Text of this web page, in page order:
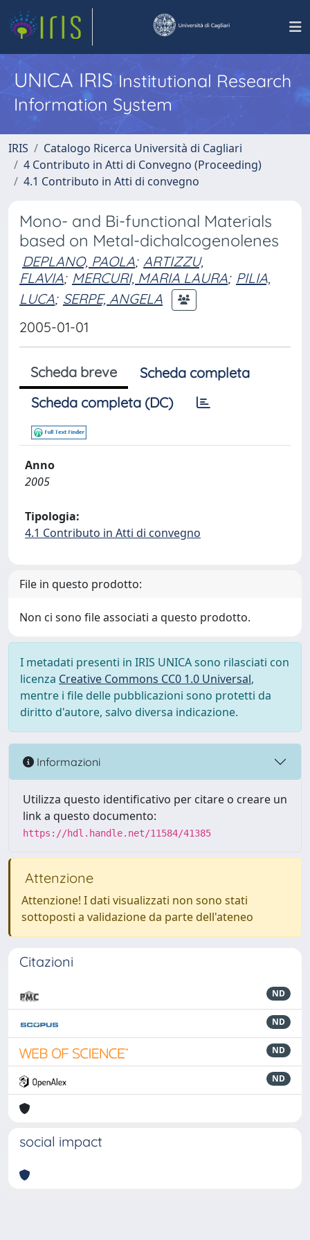
UNICA IRISInstitutional Research
Information System
IRIS
Catalogo Ricerca Università di Cagliari
4 Contributo in Atti di Convegno (Proceeding)
4.1 Contributo in Atti di convegno
Mono- and Bi-functional Materials
based on Metal-dichalcogenolenes
DEPLANO, PAOLA; ARTIZZU,
FLAVIA; MERCURI, MARIA LAURA; PILIA,
LUCA; SERPE, ANGELA
2005-01-01
Scheda breve
Scheda completa
Scheda completa (DC)
Anno
2005
Tipologia:
4.1 Contributo in Atti di convegno
File in questo prodotto:
Non ci sono file associati a questo prodotto.
I metadati presenti in IRIS UNICA sono rilasciati con
licenza Creative Commons CC0 1.0 Universal,
mentre i file delle pubblicazioni sono protetti da
diritto d'autore, salvo diversa indicazione.
Informazioni
Utilizza questo identificativo per citare o creare un
link a questo documento:
https://hdl.handle.net/11584/41385
Attenzione
Attenzione! I dati visualizzati non sono stati
sottoposti a validazione da parte dell'ateneo
Citazioni
ND
ND
ND
ND
social impact